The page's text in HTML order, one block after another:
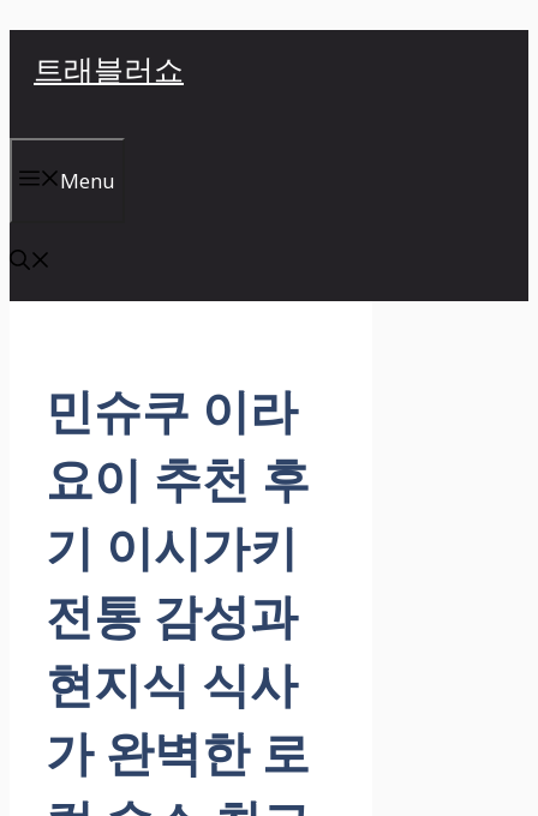
너
뛰
기
트래블러쇼
Menu
민슈쿠 이라
요이 추천 후
기 이시가키
전통 감성과
현지식 식사
가 완벽한 로